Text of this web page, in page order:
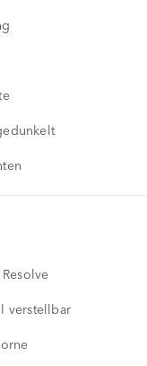
verstellbar